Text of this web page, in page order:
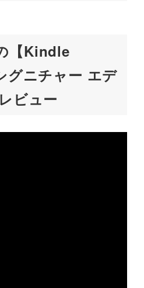
【Kindle
ニチャー エデ
ビュー